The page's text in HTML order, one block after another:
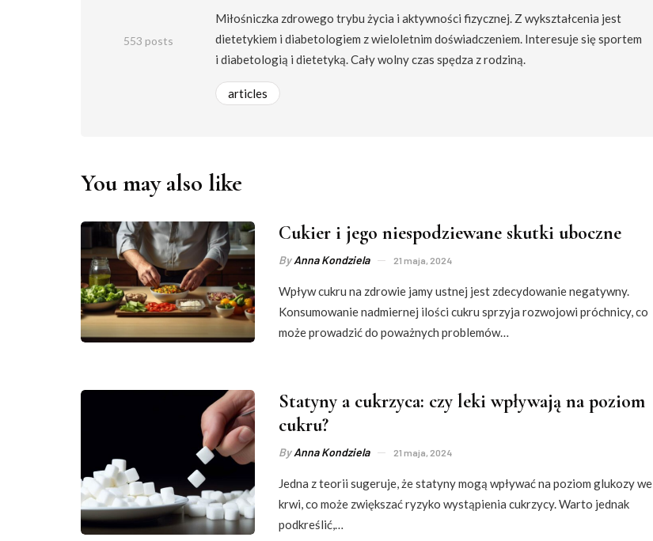
553 posts
Miłośniczka zdrowego trybu życia i aktywności fizycznej. Z wykształcenia jest
dietetykiem i diabetologiem z wieloletnim doświadczeniem. Interesuje się sportem
i diabetologią i dietetyką. Cały wolny czas spędza z rodziną.
articles
You may also like
Cukier i jego niespodziewane skutki uboczne
ByAnna Kondziela 21 maja, 2024
Wpływ cukru na zdrowie jamy ustnej jest zdecydowanie negatywny.
Konsumowanie nadmiernej ilości cukru sprzyja rozwojowi próchnicy, co
może prowadzić do poważnych problemów…
Statyny a cukrzyca: czy leki wpływają na poziom
cukru?
ByAnna Kondziela 21 maja, 2024
Jedna z teorii sugeruje, że statyny mogą wpływać na poziom glukozy we
krwi, co może zwiększać ryzyko wystąpienia cukrzycy. Warto jednak
podkreślić,…